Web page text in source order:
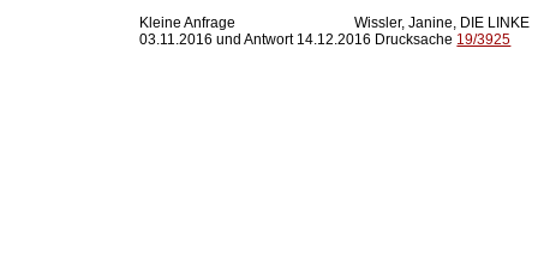
  Kleine Anfrage                                 Wissler, Janine, DIE LINKE
  03.11.2016 und Antwort 14.12.2016 Drucksache
19/3925